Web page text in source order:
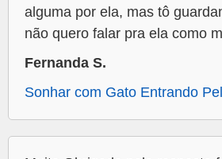
alguma por ela, mas tô
não quero falar pra ela como
Fernanda S.
Sonhar com Gato Entrando